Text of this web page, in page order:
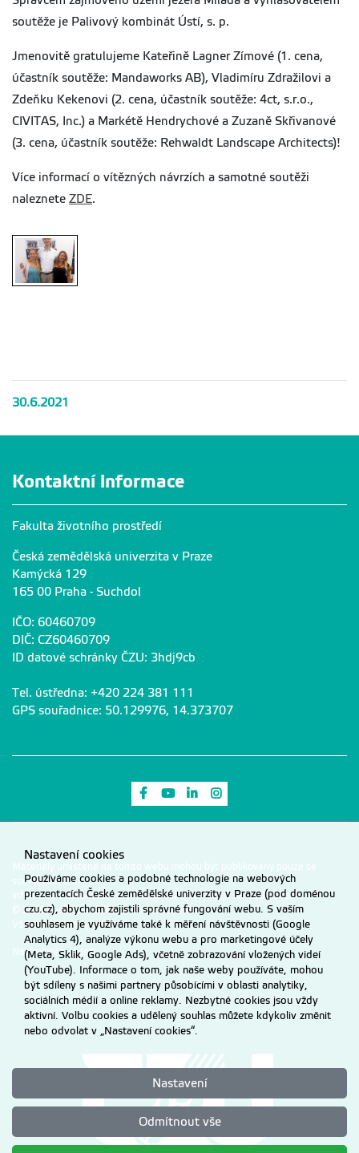
soutěže je Palivový kombinát Ústí, s. p.
Jmenovitě gratulujeme Kateřině Lagner Zímové (1. cena,
účastník soutěže: Mandaworks AB), Vladimíru Zdražilovi a
Zdeňku Kekenovi (2. cena, účastník soutěže: 4ct, s.r.o.,
CIVITAS, Inc.) a Markétě Hendrychové a Zuzaně Skřivanové
(3. cena, účastník soutěže: Rehwaldt Landscape Architects)!
Více informací o vítězných návrzích a samotné soutěži
naleznete ZDE.
30.6.2021
Kontaktní informace
Fakulta životního prostředí
Česká zemědělská univerzita v Praze
Kamýcká 129
165 00 Praha - Suchdol
IČO: 60460709
DIČ: CZ60460709
ID datové schránky ČZU: 3hdj9cb
Tel. ústředna: +420 224 381 111
GPS souřadnice: 50.129976, 14.373707
Odkaz na Facebook
Odkaz na Youtube
Odkaz na LinkedIn
Materiály umístěné na tomto webu mohou být publikovány pouze se
souhlasem ČZU.
Informace o zpracování a ochraně osobních údajů na ČZU v Praze.
© 2026 Česká zemědělská univerzita v Praze
Všechna práva vyhrazena
Nastavení cookies
Nastavení cookies
Používáme cookies a podobné technologie na webových
prezentacích České zemědělské univerzity v Praze (pod doménou
czu.cz), abychom zajistili správné fungování webu. S vaším
souhlasem je využíváme také k měření návštěvnosti (Google
Analytics 4), analýze výkonu webu a pro marketingové účely
(Meta, Sklik, Google Ads), včetně zobrazování vložených videí
(YouTube). Informace o tom, jak naše weby používáte, mohou
být sdíleny s našimi partnery působícími v oblasti analytiky,
sociálních médií a online reklamy. Nezbytné cookies jsou vždy
aktivní. Volbu cookies a udělený souhlas můžete kdykoliv změnit
nebo odvolat v „Nastavení cookies“.
Nastavení
Odmítnout vše